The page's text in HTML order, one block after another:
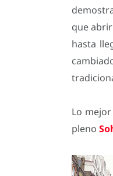
que
hasta
Lo
pleno